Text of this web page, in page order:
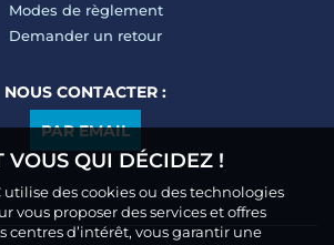
Modes de règlement
Demander un retour
NOUS CONTACTER :
PAR EMAIL
VOUS QUI DÉCIDEZ !
utilise des cookies ou des technologies
vous proposer des services et offres
centres d’intérêt, vous garantir une